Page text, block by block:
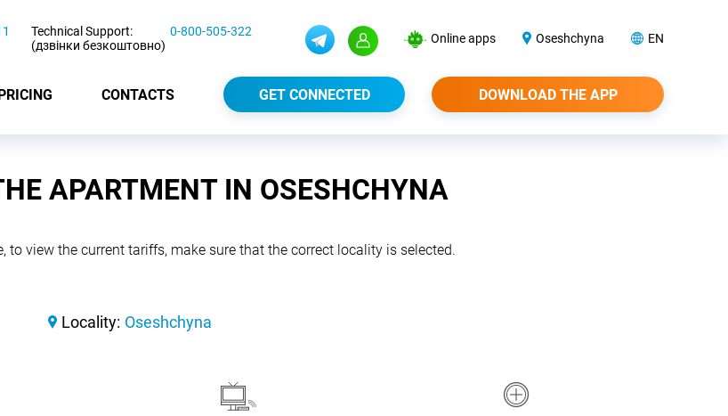
Technical Support:
(дзвінки безкоштовно)
0-800-505-322 Online apps Oseshchyna EN
CONTACTS GET CONNECTED DOWNLOAD THE APP
APARTMENT IN OSESHCHYNA
to view the current tariffs, make sure that the correct locality is selected.
Locality: Oseshchyna